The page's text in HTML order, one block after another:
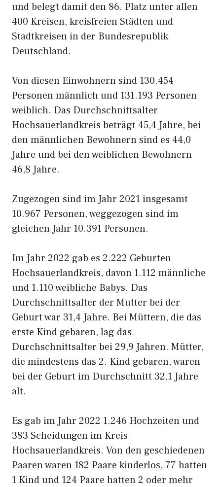
und belegt damit den 86. Platz unter allen
400 Kreisen, kreisfreien Städten und
Stadtkreisen in der Bundesrepublik
Deutschland.
Von diesen Einwohnern sind 130.454
Personen männlich und 131.193 Personen
weiblich. Das Durchschnittsalter
Hochsauerlandkreis beträgt 45,4 Jahre, bei
den männlichen Bewohnern sind es 44,0
Jahre und bei den weiblichen Bewohnern
46,8 Jahre.
Zugezogen sind im Jahr 2021 insgesamt
10.967 Personen, weggezogen sind im
gleichen Jahr 10.391 Personen.
Im Jahr 2022 gab es 2.222 Geburten
Hochsauerlandkreis, davon 1.112 männliche
und 1.110 weibliche Babys. Das
Durchschnittsalter der Mutter bei der
Geburt war 31,4 Jahre. Bei Müttern, die das
erste Kind gebaren, lag das
Durchschnittsalter bei 29,9 Jahren. Mütter,
die mindestens das 2. Kind gebaren, waren
bei der Geburt im Durchschnitt 32,1 Jahre
alt.
Es gab im Jahr 2022 1.246 Hochzeiten und
383 Scheidungen im Kreis
Hochsauerlandkreis. Von den geschiedenen
Paaren waren 182 Paare kinderlos, 77 hatten
1 Kind und 124 Paare hatten 2 oder mehr